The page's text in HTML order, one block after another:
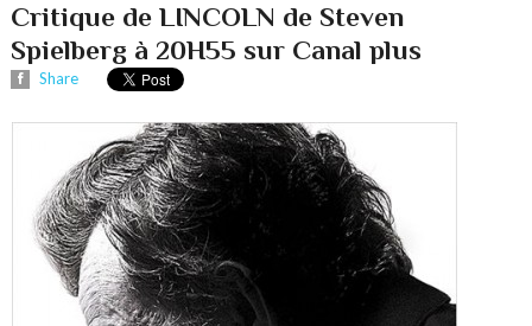
Critique de LINCOLN de Steven
Spielberg à 20H55 sur Canal plus
Share